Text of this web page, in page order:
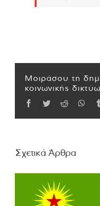
Μοιράσου τη
κοινωνικής
Facebook
TwitterReddit
Σχετικά Άρθρα